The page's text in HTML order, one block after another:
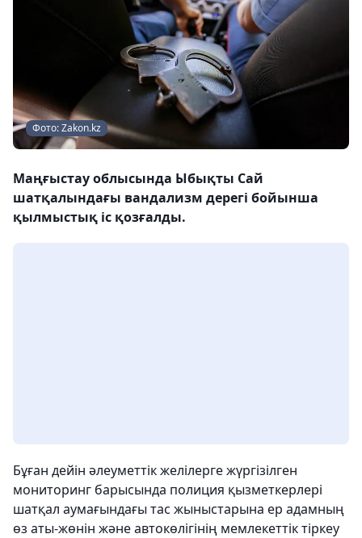
Фото: Zakon.kz
Маңғыстау облысында Ыбықты Сай
шатқалындағы вандализм дерегі бойынша
қылмыстық іс қозғалды.
Бұған дейін әлеуметтік желілерге жүргізілген
мониторинг барысында полиция қызметкерлері
шатқал аумағындағы тас жыныстарына ер адамның
өз аты-жөнін және автокөлігінің мемлекеттік тіркеу